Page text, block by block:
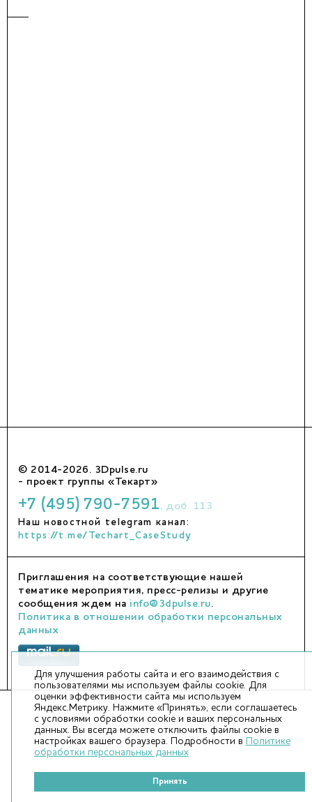
© 2014-2026. 3Dpulse.ru
- проект группы «Текарт»
+7 (495) 790-7591 , доб. 113
Наш новостной telegram канал:
https://t.me/Techart_CaseStudy
Приглашения на соответствующие нашей
тематике мероприятия, пресс-релизы и другие
сообщения ждем на info@3dpulse.ru.
Политика в отношении обработки персональных
данных
Для улучшения работы сайта и его взаимодействия с
пользователями мы используем файлы cookie. Для
оценки эффективности сайта мы используем
Яндекс.Метрику. Нажмите «Принять», если соглашаетесь
с условиями обработки cookie и ваших персональных
данных. Вы всегда можете отключить файлы cookie в
настройках вашего браузера. Подробности в
Политике
обработки персональных данных
Принять